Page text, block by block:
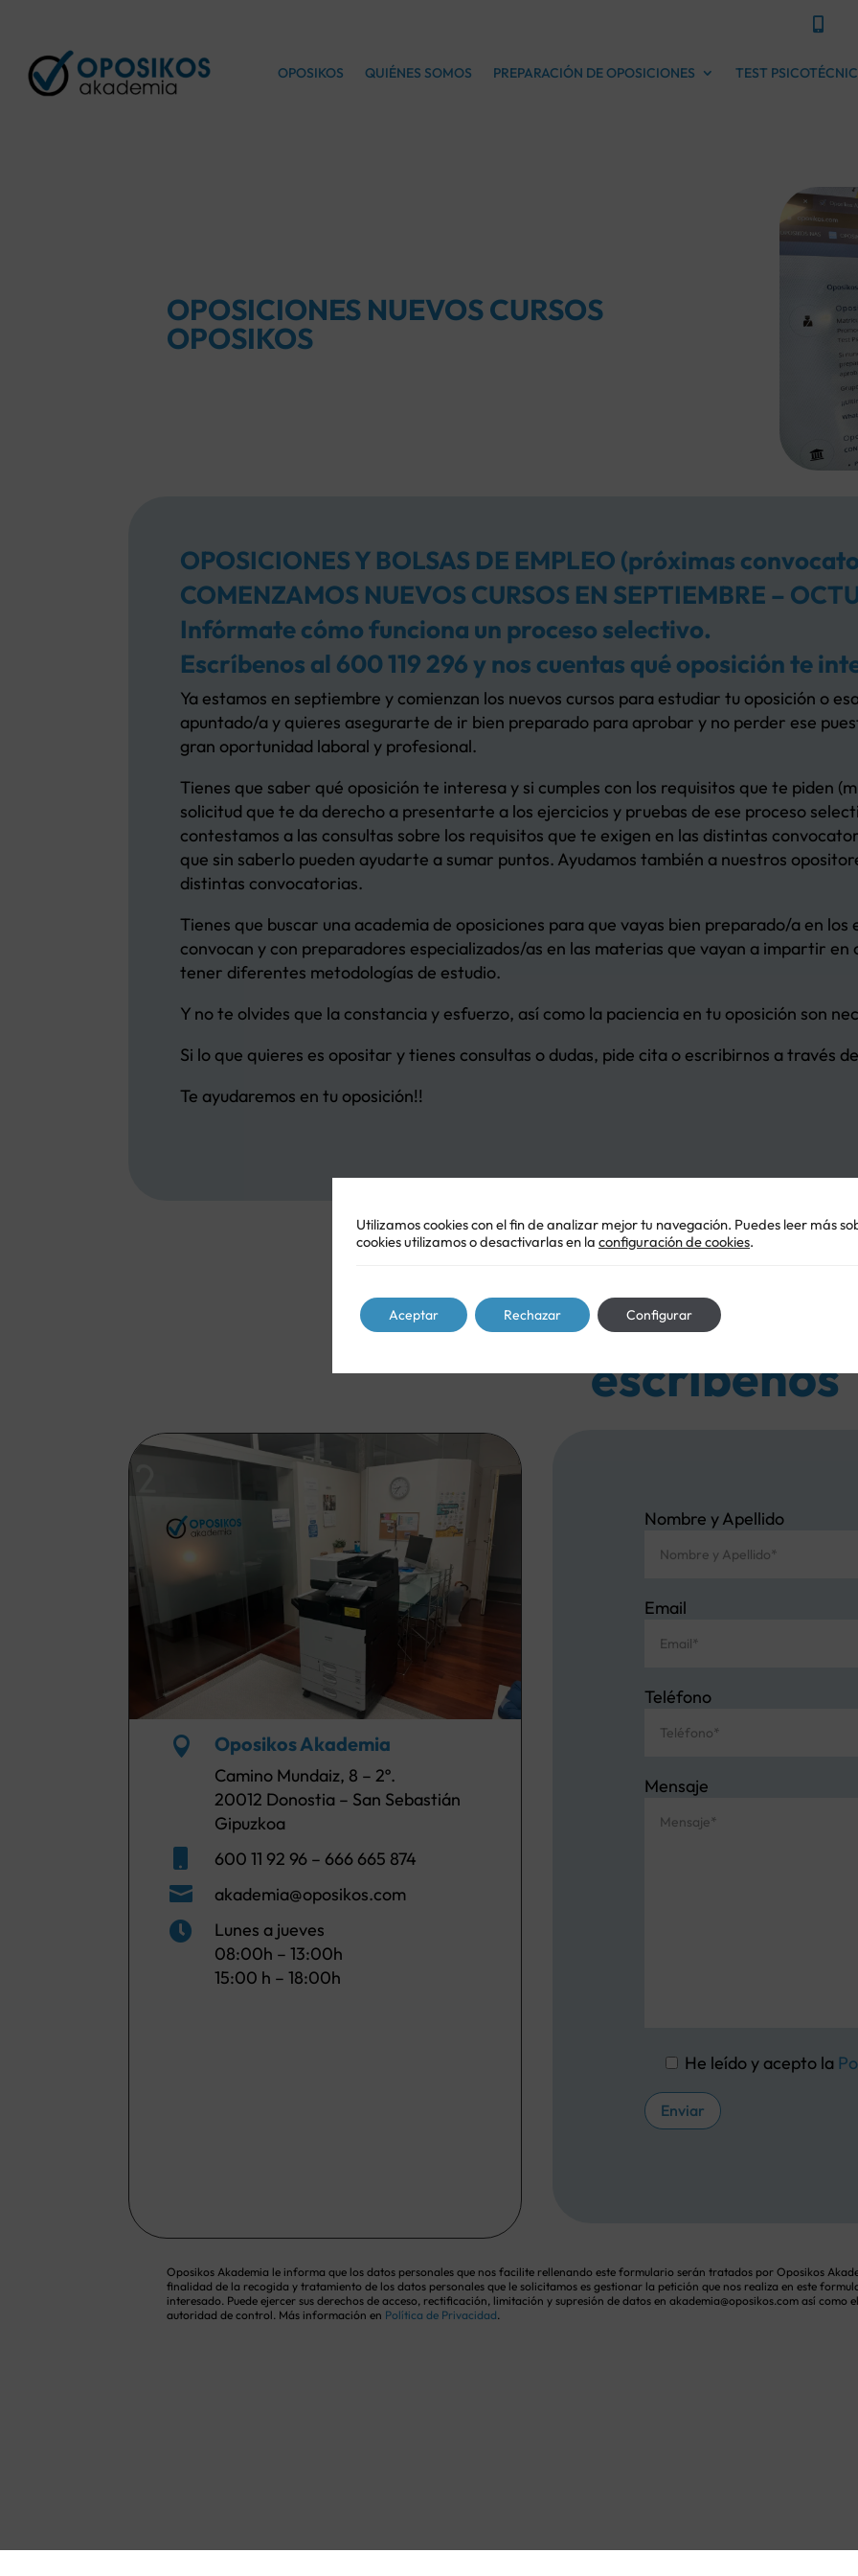
OPOSIKOS QUIÉNES SOMOS PREPARACIÓN DE OPOSICIONES TEST
OPOSICIONES NUEVOS CURSOS
OPOSIKOS
OPOSICIONES Y BOLSAS DE EMPLEO (próximas
COMENZAMOS NUEVOS CURSOS EN SEPTIEMBRE –
Infórmate cómo funciona un proceso selectivo.
Escríbenos al 600 119 296 y nos cuentas qué oposición te
Ya estamos en septiembre y comienzan los nuevos cursos para estudiar tu oposición o
apuntado/a y quieres asegurarte de ir bien preparado para aprobar y no perder ese
gran oportunidad laboral y profesional.
Tienes que saber qué oposición te interesa y si cumples con los requisitos que te piden
solicitud que te da derecho a presentarte a los ejercicios y pruebas de ese proceso
contestamos a las consultas sobre los requisitos que te exigen en las distintas
que sin saberlo pueden ayudarte a sumar puntos. Ayudamos también a nuestros
distintas convocatorias.
Tienes que buscar una academia de oposiciones para que vayas bien preparado/a en
convocan y con preparadores especializados/as en las materias que vayan a impartir en
tener diferentes metodologías de estudio.
Y no te olvides que la constancia y esfuerzo, así como la paciencia en tu oposición son
Si lo que quieres es opositar y tienes consultas o dudas, pide cita o escribirnos a través
Te ayudaremos en tu oposición!!
 Oposikos Akademia
Camino Mundaiz, 8 – 2º.
20012 Donostia – San Sebastián
Gipuzkoa
600 11 92 96 – 666 665 874
 akademia@oposikos.com

Lunes a jueves
08:00h – 13:00h
15:00 h – 18:00h
Si tienes cualquier mínima
escríbenos
Nombre y Apellido
Email
Teléfono
Mensaje
He leído y acepto la
Enviar
Oposikos Akademia le informa que los datos personales que nos facilite rellenando este formulario serán tratados por Oposikos
finalidad de la recogida y tratamiento de los datos personales que le solicitamos es gestionar la petición que nos realiza en este
interesado. Puede ejercer sus derechos de acceso, rectificación, limitación y supresión de datos en akademia@oposikos.com así
autoridad de control. Más información en Política de Privacidad.
Utilizamos cookies con el fin de analizar mejor tu navegación. Puedes leer más
cookies utilizamos o desactivarlas en la configuración de cookies.
Aceptar Rechazar Configurar